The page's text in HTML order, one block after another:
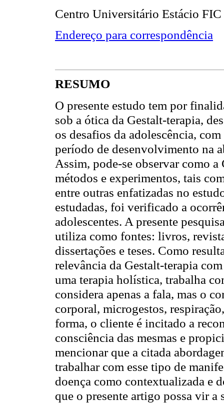
Centro Universitário Estácio FIC
Endereço para correspondência
RESUMO
O presente estudo tem por
sob a ótica da Gestalt-terapia,
os desafios da adolescência,
período de desenvolvimento na
Assim, pode-se observar como
métodos e experimentos, tais
entre outras enfatizadas no
estudadas, foi verificado a
adolescentes. A presente
utiliza como fontes: livros,
dissertações e teses. Como
relevância da Gestalt-terapia
uma terapia holística, trabalha
considera apenas a fala, mas o
corporal, microgestos,
forma, o cliente é incitado a
consciência das mesmas e
mencionar que a citada
trabalhar com esse tipo de
doença como contextualizada e
que o presente artigo possa vir